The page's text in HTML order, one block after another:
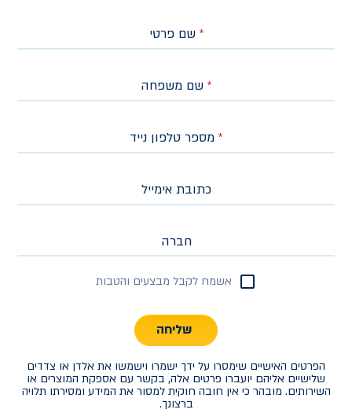
שם פרטי *
שם משפחה *
מספר טלפון נייד *
כתובת אימייל
חברה
אשמח לקבל מבצעים והטבות
שליחה
הפרטים האישיים שימסרו על ידך ישמרו וישמשו את אלדן או צדדים
שלישיים אליהם יועברו פרטים אלה, בקשר עם אספקת המוצרים או
השירותים. מובהר כי אין חובה חוקית למסור את המידע ומסירתו תלויה
ברצונך.